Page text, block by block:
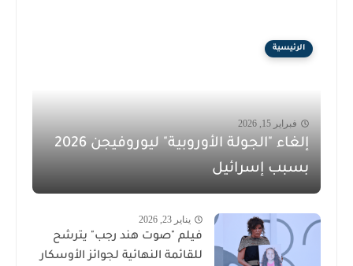
الرئيسية
فبراير 15, 2026
إلغاء "الجولة الأوروبية" ليوروفيجن 2026
بسبب إسرائيل
يناير 23, 2026
فيلم "صوت هند رجب" يترشح
للقائمة النهائية لجوائز الأوسكار